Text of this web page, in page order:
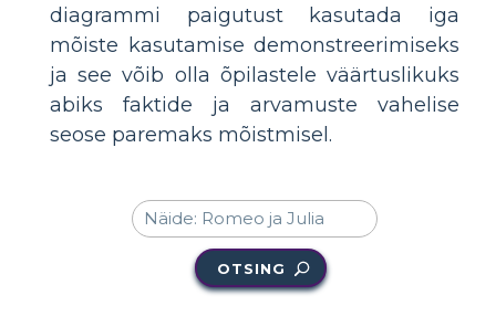
diagrammi paigutust kasutada iga
mõiste kasutamise demonstreerimiseks
ja see võib olla õpilastele väärtuslikuks
abiks faktide ja arvamuste vahelise
seose paremaks mõistmisel.
OTSING